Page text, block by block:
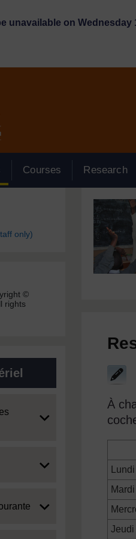
unavailable on
Courses Research
only)
©
rights
À
Lundi
Mardi
Jeudi